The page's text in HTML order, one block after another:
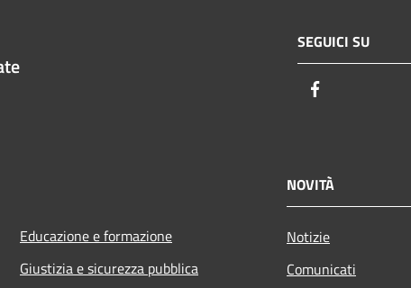
SEGUICI SU
Educazione e formazione
Giustizia e sicurezza pubblica
NOVITÀ
Notizie
Comunicati